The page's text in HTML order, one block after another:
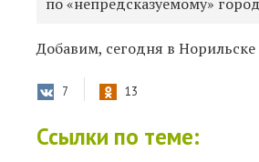
Добавим, сегодня в
7 13
Ссылки по теме: